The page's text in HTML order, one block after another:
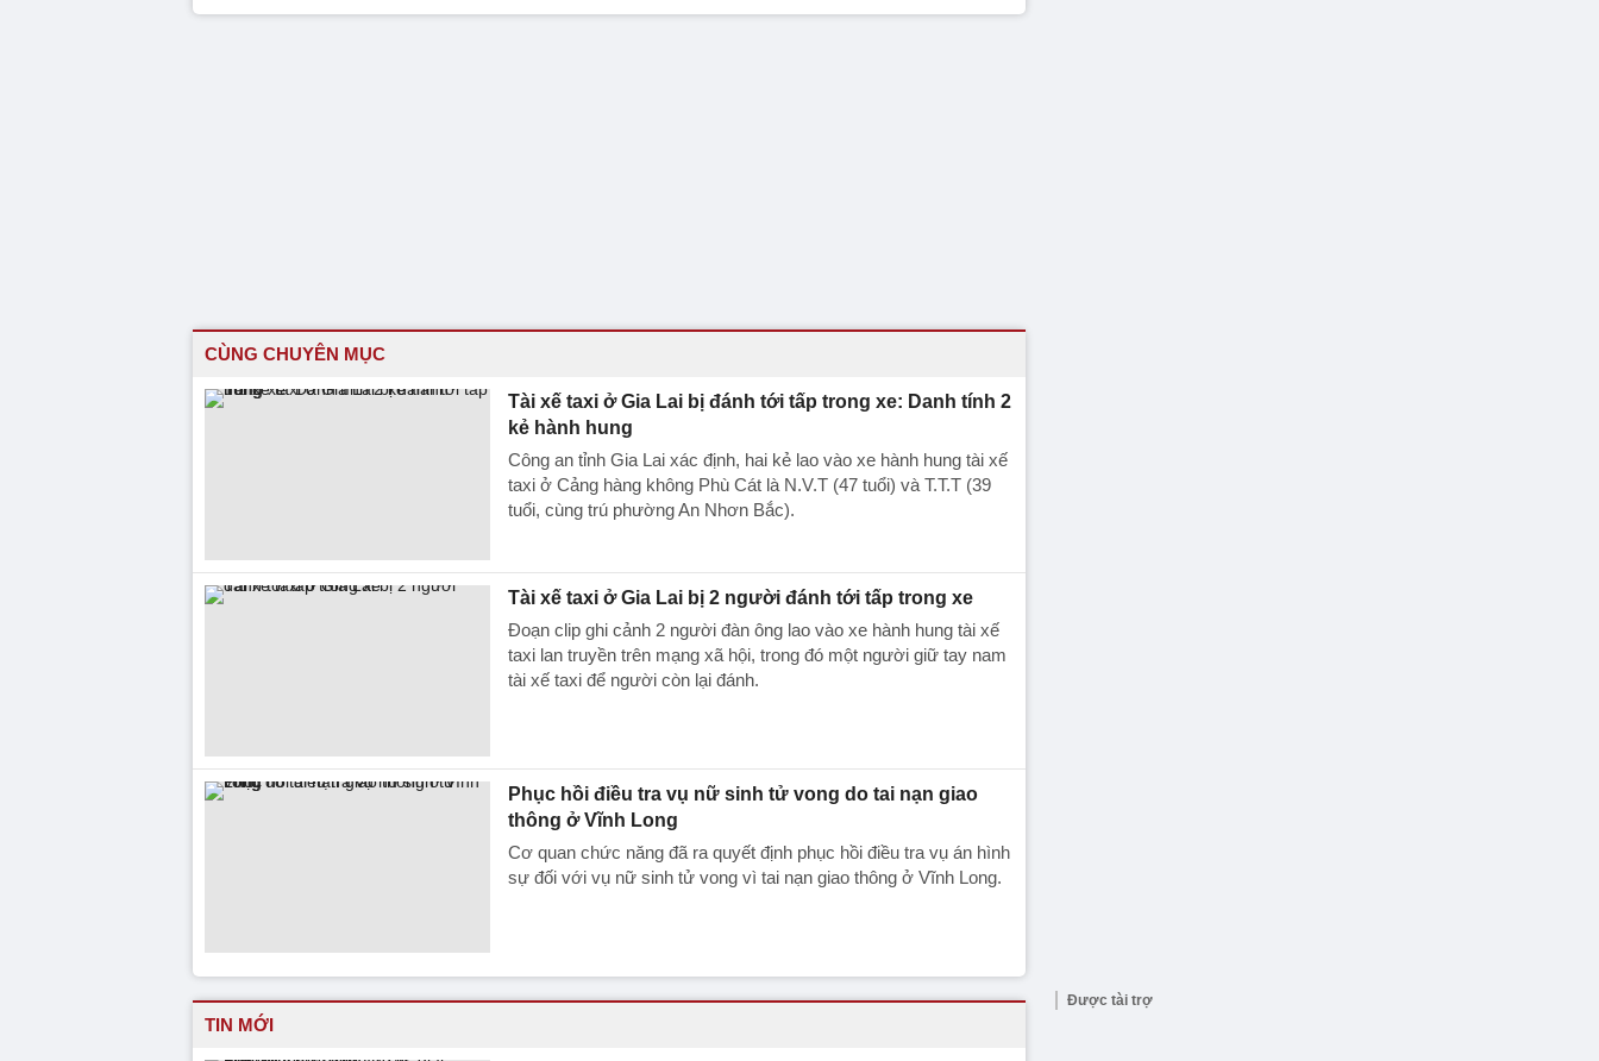
CÙNG CHUYÊN MỤC
Tài xế taxi ở Gia Lai bị đánh tới tấp trong xe: Danh tính 2
kẻ hành hung
Công an tỉnh Gia Lai xác định, hai kẻ lao vào xe hành hung tài xế
taxi ở Cảng hàng không Phù Cát là N.V.T (47 tuổi) và T.T.T (39
tuổi, cùng trú phường An Nhơn Bắc).
Tài xế taxi ở Gia Lai bị 2 người đánh tới tấp trong xe
Đoạn clip ghi cảnh 2 người đàn ông lao vào xe hành hung tài xế
taxi lan truyền trên mạng xã hội, trong đó một người giữ tay nam
tài xế taxi để người còn lại đánh.
Phục hồi điều tra vụ nữ sinh tử vong do tai nạn giao
thông ở Vĩnh Long
Cơ quan chức năng đã ra quyết định phục hồi điều tra vụ án hình
sự đối với vụ nữ sinh tử vong vì tai nạn giao thông ở Vĩnh Long.
TIN MỚI
Được tài trợ